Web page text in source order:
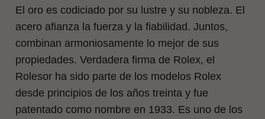
El oro es codiciado por su lustre y su nobleza. El
acero afianza la fuerza y la fiabilidad. Juntos,
combinan armoniosamente lo mejor de sus
propiedades. Verdadera firma de Rolex, el
Rolesor ha sido parte de los modelos Rolex
desde principios de los años treinta y fue
patentado como nombre en 1933. Es uno de los